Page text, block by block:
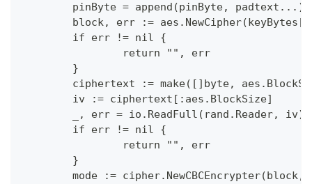
	pinByte = append(pinByte, padtext...)
block, err :=
	if err != nil {
		return "", err
	}
ciphertext := make([]byte,
	iv := ciphertext[:aes.BlockSize]
	_, err = io.ReadFull(rand.Reader, iv)
	if err != nil {
		return "", err
	}
mode := cipher.NewCBCEncrypter(block,